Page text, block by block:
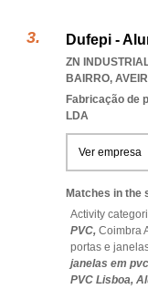
Dufepi -
ZN
BAIRRO,
Fabricação de
LDA
Ver empresa
Matches in the
Activity
PVC, Coimbra
portas e
janelas em
PVC Lisboa,